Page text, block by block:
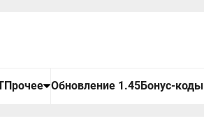
Прочее Обновление 1.45Бонус-коды